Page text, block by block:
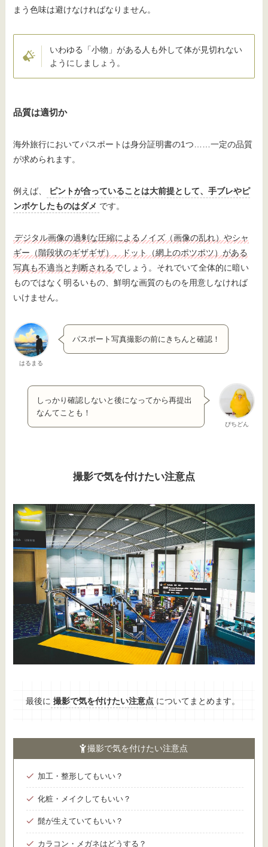
まう色味は避けなければなりません。
いわゆる「小物」がある人も外して体が見切れない
ようにしましょう。
品質は適切か
海外旅行においてパスポートは身分証明書の1つ……一定の品質
が求められます。
例えば、
ピントが合っていることは大前提として、手ブレやピ
ンボケしたものはダメ です。
デジタル画像の過剰な圧縮によるノイズ（画像の乱れ）やシャ
ギー（階段状のギザギザ）、ドット（網上のポツポツ）がある
写真も不適当と判断される でしょう。それでいて全体的に暗い
ものではなく明るいもの、鮮明な画質のものを用意しなければ
いけません。
はるまる
パスポート写真撮影の前にきちんと確認！
ぴちどん
しっかり確認しないと後になってから再提出
なんてことも！
撮影で気を付けたい注意点
最後に 撮影で気を付けたい注意点 についてまとめます。
撮影で気を付けたい注意点
加工・整形してもいい？
化粧・メイクしてもいい？
髭が生えていてもいい？
カラコン・メガネはどうする？